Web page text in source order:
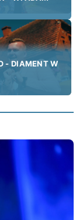
- DIAMENT W